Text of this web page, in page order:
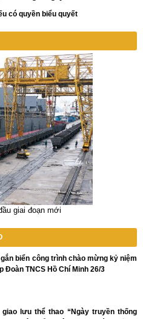
có quyền biểu quyết
giai đoạn mới
biển công trình chào mừng kỷ niệm
Đoàn TNCS Hồ Chí Minh 26/3
lưu thể thao “Ngày truyền thống